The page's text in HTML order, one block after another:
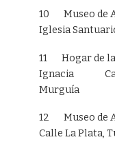
10 Museo
Iglesia
11 Hogar de la
Ignacia Calle
Murguía
12 Museo de
Calle La Plata,